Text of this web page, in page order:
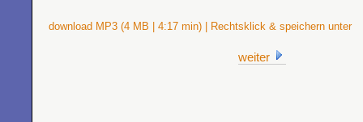
download MP3 (4 MB | 4:17 min) | Rechtsklick & speichern unter
weiter